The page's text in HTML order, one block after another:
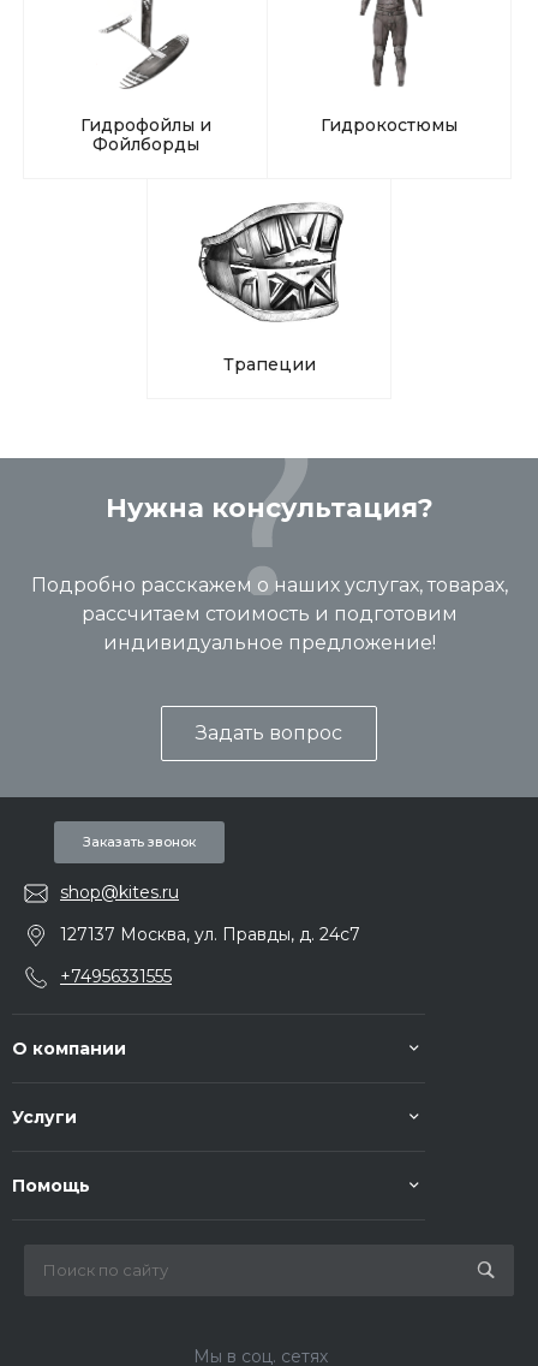
Гидрофойлы и
Фойлборды
Гидрокостюмы
Трапеции
Нужна консультация?
Подробно расскажем о наших услугах, товарах,
рассчитаем стоимость и подготовим
индивидуальное предложение!
Задать вопрос
Заказать звонок
shop@kites.ru
127137 Москва, ул. Правды, д. 24с7
+74956331555
О компании
Услуги
Помощь
Мы в соц. сетях